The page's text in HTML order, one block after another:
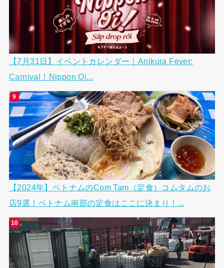
【7月31日】イベントカレンダー｜Anikura Fever:
Carnival！Nippon Oi...
【2024年】ベトナムのCom Tam（定食）コムタムのお
店9選！ベトナム南部の定食はここに決まり！...